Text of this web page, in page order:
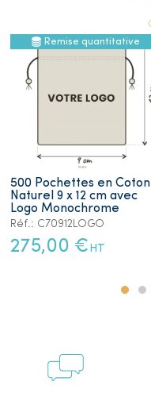
Remise quantitative
500 Pochettes en Coton
Naturel 9 x 12 cm avec
Logo Monochrome
Réf.: C70912LOGO
275,00 € HT